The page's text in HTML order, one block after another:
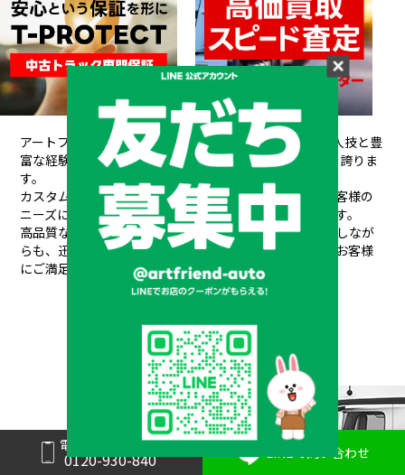
電話で問い合わせ
0120-930-840 LINEで問い合わせ
アートフレンドAUTOは、創業以来培ってきた熟練の職人技と豊
富な経験が信頼され、20年間で10,000台もの販売実績を誇りま
す。
カスタムデザインから架装、整備、車検、保険まで、お客様の
ニーズにワンストップで対応できるのが私たちの強みです。
高品質なパーツと素材を使用し、安全性や耐久性を重視しなが
らも、 迅速丁寧な対応と競争力のある価格設定で、常にお客様
にご満足いただけるサービスを提供しています。
メーカーと形状から探す
BRAND & TYPE